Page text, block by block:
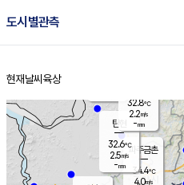
도시별관측
홈
현재날씨 육상
파주금촌
34.4℃
4.0m/s
탄현
32.6℃
2.5m/s
-mm
32.8℃
2.2m/s
-mm